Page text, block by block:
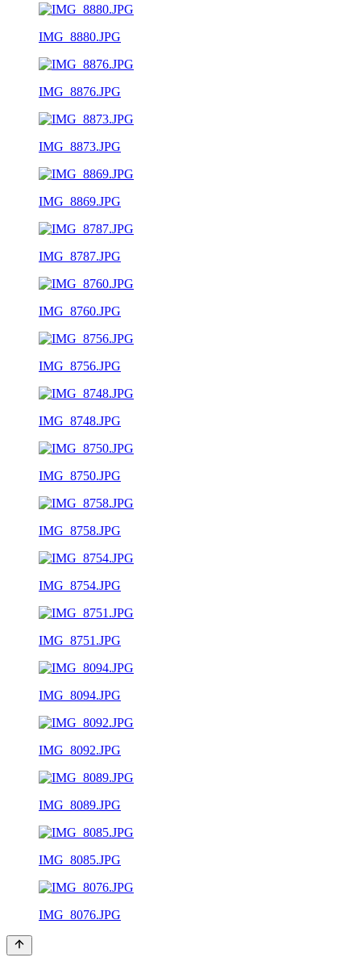
IMG_8880.JPG
IMG_8876.JPG
IMG_8873.JPG
IMG_8869.JPG
IMG_8787.JPG
IMG_8760.JPG
IMG_8756.JPG
IMG_8748.JPG
IMG_8750.JPG
IMG_8758.JPG
IMG_8754.JPG
IMG_8751.JPG
IMG_8094.JPG
IMG_8092.JPG
IMG_8089.JPG
IMG_8085.JPG
IMG_8076.JPG